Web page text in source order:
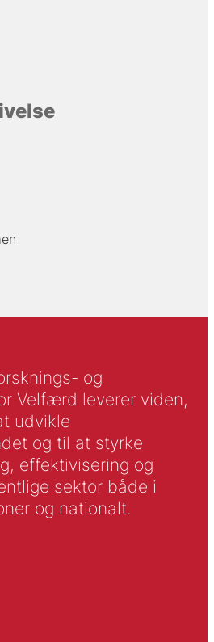
og
Velfærd leverer viden,
udvikle
og til at styrke
effektivisering og
sektor både i
og nationalt.